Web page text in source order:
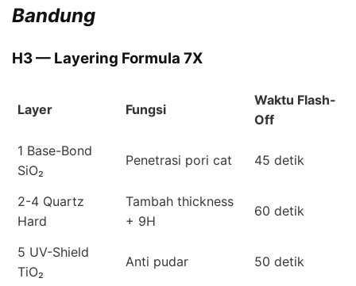
Bandung
H3 — Layering Formula 7X
Layer Fungsi
Waktu Flash-
Off
1 Base-Bond
SiO₂
Penetrasi pori cat 45 detik
2-4 Quartz
Hard
Tambah thickness
+ 9H
60 detik
5 UV-Shield
TiO₂
Anti pudar 50 detik